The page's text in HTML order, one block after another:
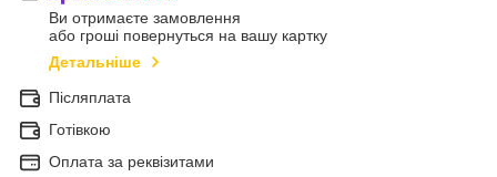
Ви отримаєте замовлення
або гроші повернуться на вашу картку
Детальніше
Післяплата
Готівкою
Оплата за реквізитами